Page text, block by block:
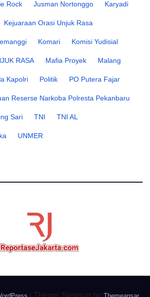
Rock Jusman Nortonggo Karyadi
Kejuaraan Orasi Unjuk Rasa
Komari Komisi Yudisial
RASA Mafia Proyek Malang
Kapolri Politik PO Putera Fajar
Reserse Narkoba Polresta Pekanbaru
Sari TNI TNI AL
UNMER
Theme: Newsup by